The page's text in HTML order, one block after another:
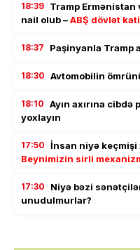
18:39 Tramp Ermənistan
nail olub –ABŞ dövlət
18:37 Paşinyanla Tramp
18:30 Avtomobilin
18:10 Ayın axırına
yoxlayın
17:50 İnsan niyə keçmişi
Beynimizin sirli
17:30
Niyə bəzi
unudulmurlar?